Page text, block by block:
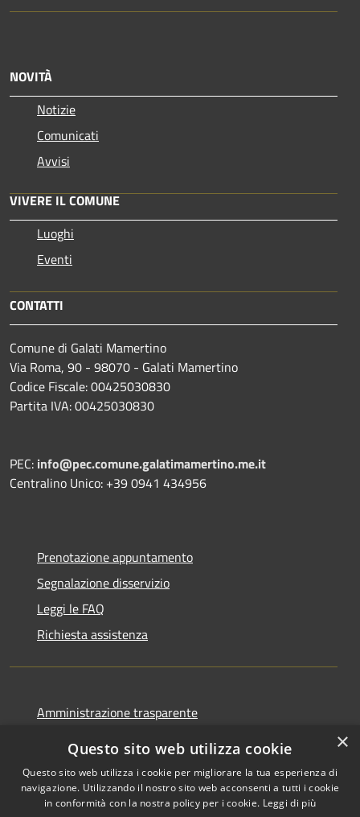
NOVITÀ
Notizie
Comunicati
Avvisi
VIVERE IL COMUNE
Luoghi
Eventi
CONTATTI
Comune di Galati Mamertino
Via Roma, 90 - 98070 - Galati Mamertino
Codice Fiscale: 00425030830
Partita IVA: 00425030830
PEC: info@pec.comune.galatimamertino.me.it
Centralino Unico: +39 0941 434956
Prenotazione appuntamento
Segnalazione disservizio
Leggi le FAQ
Richiesta assistenza
Amministrazione trasparente
Dichiarazione di accessibilità
×
Questo sito web utilizza cookie
Questo sito web utilizza i cookie per migliorare la tua esperienza di
navigazione. Utilizzando il nostro sito web acconsenti a tutti i cookie
in conformità con la nostra policy per i cookie. Leggi di più